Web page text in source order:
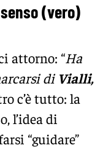
(vero)
attorno: “Ha
di Vialli,
c’è tutto: la
l’idea di
“guidare”